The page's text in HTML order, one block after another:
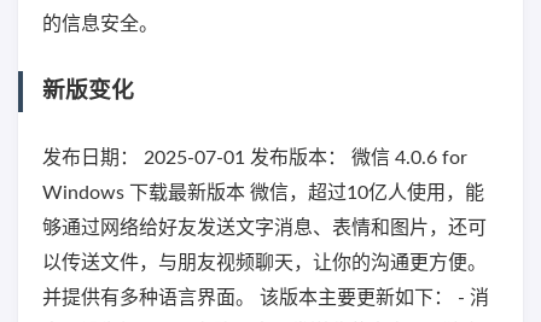
的信息安全。
新版变化
发布日期： 2025-07-01 发布版本： 微信 4.0.6 for
Windows 下载最新版本 微信，超过10亿人使用，能
够通过网络给好友发送文字消息、表情和图片，还可
以传送文件，与朋友视频聊天，让你的沟通更方便。
并提供有多种语言界面。 该版本主要更新如下： - 消